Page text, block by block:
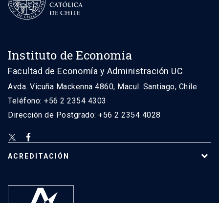
Instituto de Economía
Facultad de Economía y Administración UC
Avda. Vicuña Mackenna 4860, Macul. Santiago, Chile
Teléfono: +56 2 2354 4303
Dirección de Postgrado: +56 2 2354 4028
ACREDITACIÓN